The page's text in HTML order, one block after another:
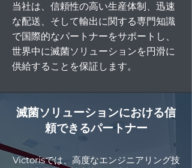
当社は、信頼性の高い生産体制、迅速
な配送、そして輸出に関する専門知識
で国際的なパートナーをサポートし、
世界中に滅菌ソリューションを円滑に
供給することを保証します。
滅菌ソリューションにおける信
頼できるパートナー
Victorisでは、高度なエンジニアリング技